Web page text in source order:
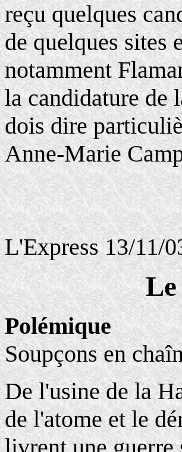
reçu quelques
de quelques sites
notamment
la candidature de
dois dire
Anne-Marie
L'Express 13/11/
Le
Polémique
Soupçons en
De l'usine de la
de l'atome et le